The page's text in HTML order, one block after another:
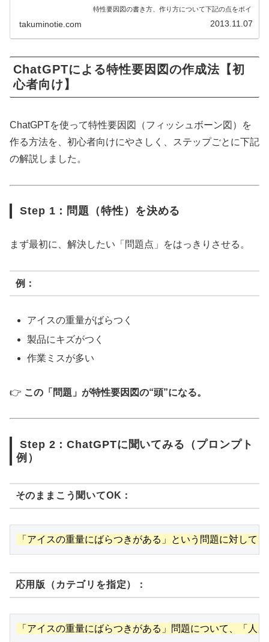
特性要因図の書き方、作り方について下記の点をポイ
り方、書き方・特性要因図のテンプレート エクセ
ル、パワーポイント・
題・特性要因図 WEB オンラ...
takuminotie.com 2013.11.07
ChatGPTによる特性要因図の作成法【初
心者向け】
ChatGPTを使って特性要因図（フィッシュボーン図）を
作る方法を、初心者向けにやさしく、ステップごとに下記
の解説しました。
Step 1：問題（特性）を決める
まず最初に、解決したい「問題点」をはっきりさせる。
例：
アイスの重量がばらつく
製品にキズがつく
作業ミスが多い
👉 この「問題」が特性要因図の“頭”になる。
Step 2：ChatGPTに聞いてみる（プロンプト
例）
そのままこう聞いてOK：
応用版（カテゴリを指定）：